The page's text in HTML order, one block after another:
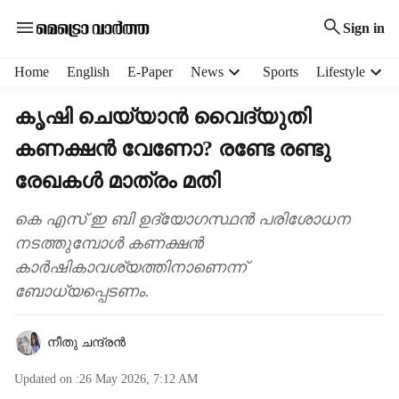
Sign in
Home English E-Paper News Sports Lifestyle
കൃഷി ചെയ്യാൻ വൈദ്യുതി
കണക്ഷൻ വേണോ? രണ്ടേ രണ്ടു
രേഖകൾ മാത്രം മതി
കെ എസ് ഇ ബി ഉദ്യോഗസ്ഥൻ പരിശോധന
നടത്തുമ്പോൾ കണക്ഷൻ
കാർഷികാവശ്യത്തിനാണെന്ന്
ബോധ്യപ്പെടണം.
നീതു ചന്ദ്രൻ
Updated on :26 May 2026, 7:12 AM